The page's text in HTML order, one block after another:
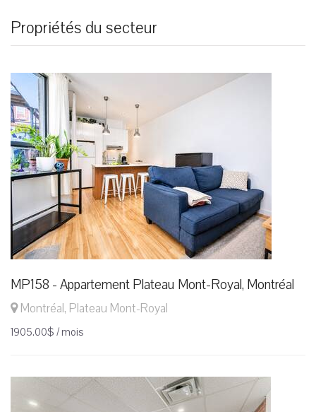
Propriétés du secteur
MP158 - Appartement Plateau Mont-Royal, Montréal
Montréal, Plateau Mont-Royal
1905.00$ / mois